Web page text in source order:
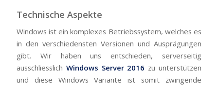
Technische Aspekte
Windows ist ein komplexes Betriebssystem, welches es
in den verschiedensten Versionen und Ausprägungen
gibt. Wir haben uns entschieden, serverseitig
ausschliesslich Windows Server 2016 zu unterstützen
und diese Windows Variante ist somit zwingende